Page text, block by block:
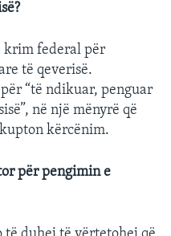
krim federal për
të qeverisë.
“të ndikuar, penguar
në një mënyrë që
kërcënim.
për pengimin e